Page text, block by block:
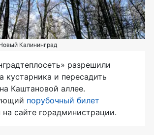
Калининград
разрешили
кустарника и пересадить
Каштановой аллее.
порубочный билет
на сайте горадминистрации.